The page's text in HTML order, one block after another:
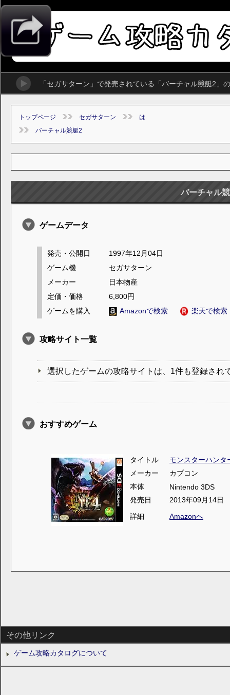
「セガサターン」で発売されている「バーチャル競艇2」
トップページ セガサターン
は
バーチャル競艇2
バーチャル
ゲームデータ
発売・公開日
1997年12月04日
ゲーム機
セガサターン
メーカー
日本物産
定価・価格
6,800円
ゲームを購入
Amazonで検索 楽天で検索
攻略サイト一覧
選択したゲームの攻略サイトは、1件も登録され
おすすめゲーム
タイトル
モンスターハンタ
メーカー
カプコン
本体
Nintendo 3DS
発売日
2013年09月14日
詳細
Amazonへ
その他リンク
ゲーム攻略カタログについて